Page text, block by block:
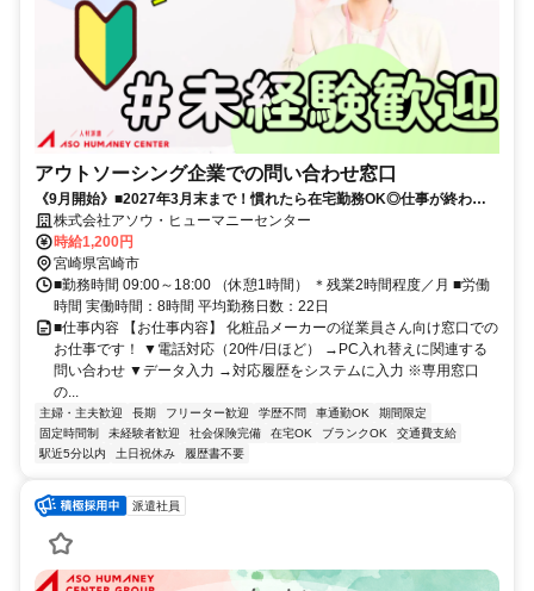
アウトソーシング企業での問い合わせ窓口
《9月開始》■2027年3月末まで！慣れたら在宅勤務OK◎仕事が終わっ
たらスグ趣味や家事の時間■未経験者歓迎＊宮崎駅から徒歩1分◎土日休
×残業2h/月と少な目■専用窓口だからアレコレ覚える必要ナシ！頼れる
ベテランも多く、安心して働ける環境です♪
株式会社アソウ・ヒューマニーセンター
時給1,200円
宮崎県宮崎市
■勤務時間 09:00～18:00 （休憩1時間） ＊残業2時間程度／月 ■労働
時間 実働時間：8時間 平均勤務日数：22日
■仕事内容 【お仕事内容】 化粧品メーカーの従業員さん向け窓口での
お仕事です！ ▼電話対応（20件/日ほど） →PC入れ替えに関連する
問い合わせ ▼データ入力 →対応履歴をシステムに入力 ※専用窓口
の...
主婦・主夫歓迎 長期 フリーター歓迎 学歴不問 車通勤OK
期間限定
固定時間制
未経験者歓迎 社会保険完備 在宅OK ブランクOK
交通費支給
駅近5分以内
土日祝休み 履歴書不要
派遣社員